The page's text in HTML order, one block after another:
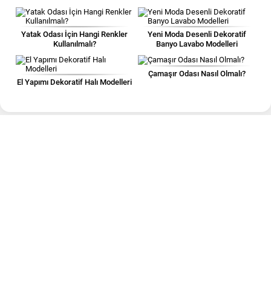
Yatak Odası İçin Hangi Renkler
Kullanılmalı?
Yeni Moda Desenli Dekoratif
Banyo Lavabo Modelleri
El Yapımı Dekoratif Halı Modelleri
Çamaşır Odası Nasıl Olmalı?